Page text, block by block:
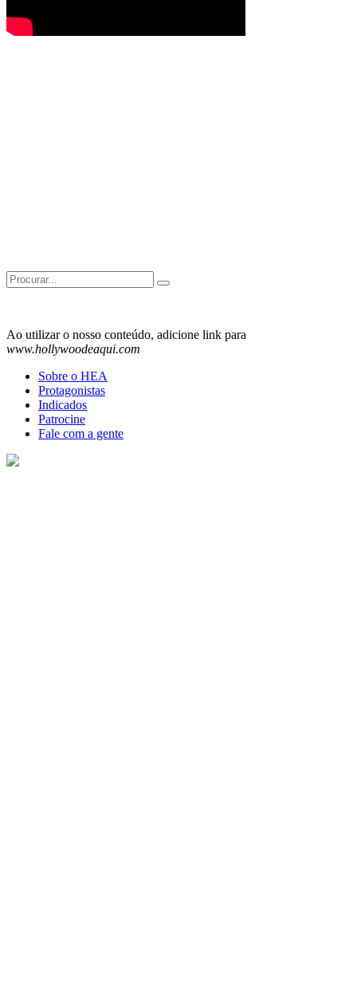
Search
for:
Ao utilizar o nosso conteúdo, adicione link para
www.hollywoodeaqui.com
Sobre o HEA
Protagonistas
Indicados
Patrocine
Fale com a gente